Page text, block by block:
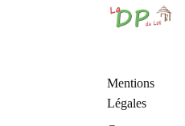
Mentions
Légales